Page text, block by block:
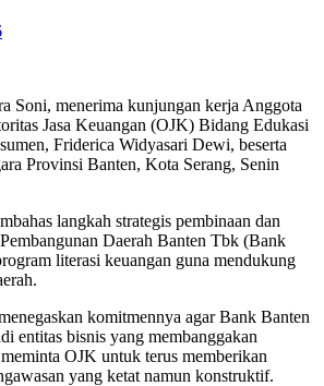
Soni, menerima kunjungan kerja Anggota
Jasa Keuangan (OJK) Bidang Edukasi
Friderica Widyasari Dewi, beserta
Provinsi Banten, Kota Serang, Senin
langkah strategis pembinaan dan
Daerah Banten Tbk (Bank
literasi keuangan guna mendukung
komitmennya agar Bank Banten
entitas bisnis yang membanggakan
OJK untuk terus memberikan
yang ketat namun konstruktif.